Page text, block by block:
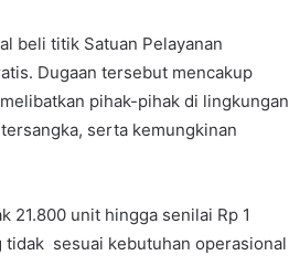
beli titik Satuan Pelayanan
Dugaan tersebut mencakup
pihak-pihak di lingkungan
serta kemungkinan
21.800 unit hingga senilai Rp 1
sesuai kebutuhan operasional